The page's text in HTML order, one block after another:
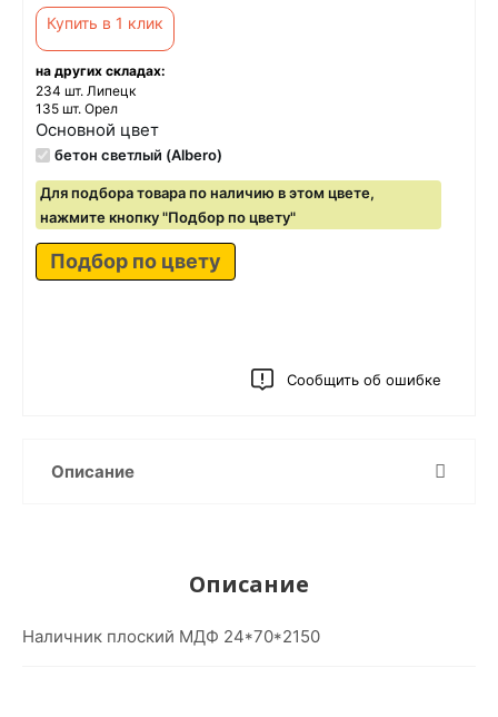
Купить в 1 клик
на других складах:
234 шт. Липецк
135 шт. Орел
Основной цвет
бетон светлый (Albero)
Для подбора товара по наличию в этом цвете,
нажмите кнопку "Подбор по цвету"
Подбор по цвету
Сообщить об ошибке
Описание
Описание
Наличник плоский МДФ 24*70*2150